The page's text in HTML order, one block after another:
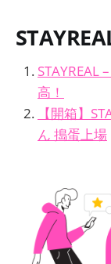
STAYREAL
高！
【開箱】
ん 搗蛋上場